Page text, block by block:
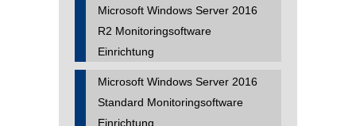
Microsoft Windows Server 2016
R2 Monitoringsoftware
Einrichtung
Microsoft Windows Server 2016
Standard Monitoringsoftware
Einrichtung